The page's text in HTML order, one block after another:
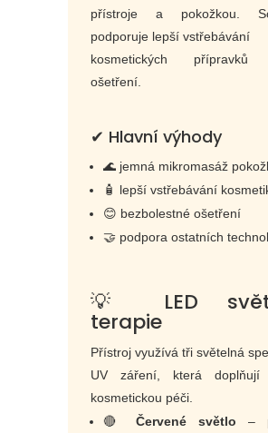
přístroje a pokožkou.
podporuje lepší vstřebávání
kosmetických přípravků
ošetření.
✔ Hlavní výhody
🌊 jemná mikromasáž
🧴 lepší vstřebávání
😊 bezbolestné ošetření
🤝 podpora ostatních
💡 LED
terapie
Přístroj využívá tři světelná
UV záření, která doplňují
kosmetickou péči.
🔴 Červené světlo –